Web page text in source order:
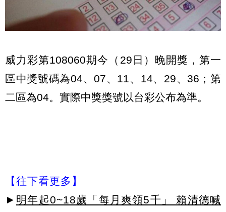
威力彩第108060期今（29日）晚開獎，第一
區中獎號碼為04、07、11、14、29、36；第
二區為04。實際中獎獎號以台彩公布為準。
【往下看更多】
► 明年起0~18歲「每月爽領5千」 賴清德喊